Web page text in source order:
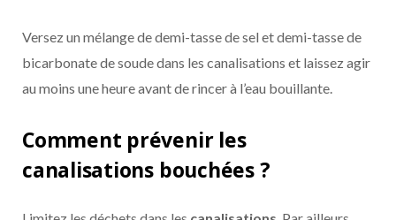
Versez un mélange de demi-tasse de sel et demi-tasse de
bicarbonate de soude dans les canalisations et laissez agir
au moins une heure avant de rincer à l’eau bouillante.
Comment prévenir les
canalisations bouchées ?